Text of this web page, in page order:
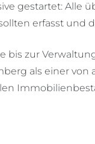
gestartet: Alle
erfasst und
bis zur
als einer von